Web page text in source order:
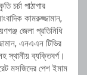
চর্চা পাঠাগার
কামরুজ্জামান,
জেলা প্রতিনিধি
এনএএন টিভির
স্থানীয় ব্যক্তিবর্গ।
মসজিদের পেশ ইমাম